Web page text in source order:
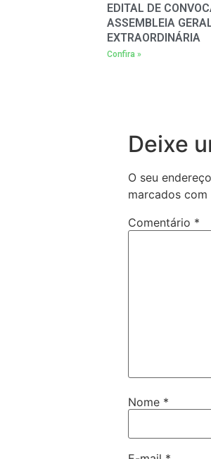
EDITAL DE
ASSEMBLEIA
EXTRAORDINÁRIA
Confira »
Deixe
O seu
marcados com
Comentário *
Nome *